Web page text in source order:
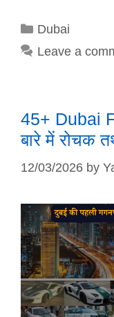
Categories
Dubai
Leave a
45+ Dubai
बारे में रोचक
12/03/2026 by